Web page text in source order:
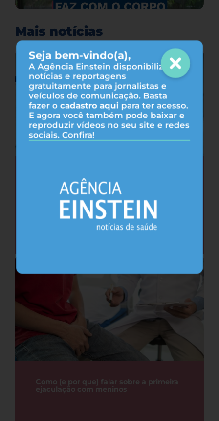
Seja bem-vindo(a),
A Agência Einstein disponibiliza
notícias e reportagens
gratuitamente para jornalistas e
veículos de comunicação. Basta
fazer o cadastro aqui para ter acesso.
E agora você também pode baixar e
reproduzir vídeos no seu site e redes
sociais. Confira!
Mais notícias
Saúde do coração após os 45 anos pode
antecipar risco de demência
Como (e por que) falar sobre a primeira
ejaculação com meninos